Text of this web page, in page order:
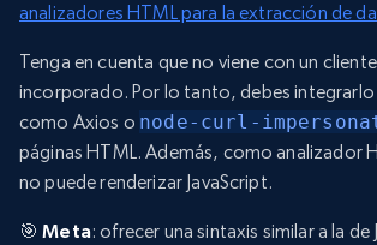
analizadores HTML para la extracción de
Tenga en cuenta que no viene con un
incorporado. Por lo tanto, debes
como Axios o node-curl-
páginas HTML. Además, como analizador
no puede renderizar JavaScript.
🎯Meta: ofrecer una sintaxis similar a la de